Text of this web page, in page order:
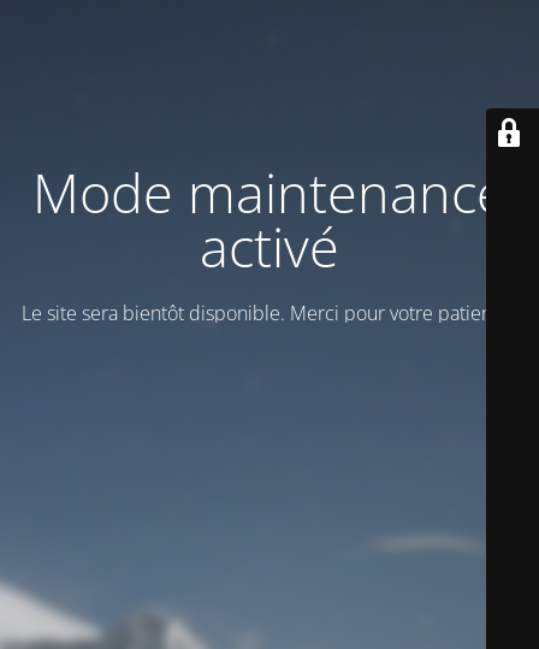
Mode maintenance
activé
Le site sera bientôt disponible. Merci pour votre patience!